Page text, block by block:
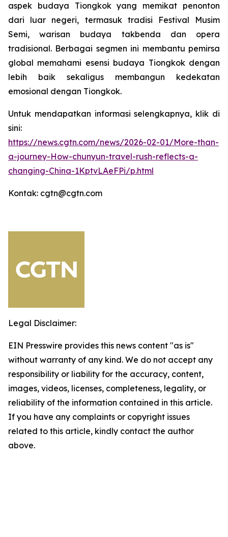
aspek budaya Tiongkok yang memikat penonton
dari luar negeri, termasuk tradisi Festival Musim
Semi, warisan budaya takbenda dan opera
tradisional. Berbagai segmen ini membantu pemirsa
global memahami esensi budaya Tiongkok dengan
lebih baik sekaligus membangun kedekatan
emosional dengan Tiongkok.
Untuk mendapatkan informasi selengkapnya, klik di
sini:
https://news.cgtn.com/news/2026-02-01/More-than-
a-journey-How-chunyun-travel-rush-reflects-a-
changing-China-1KptvLAeFPi/p.html
Kontak: cgtn@cgtn.com
Legal Disclaimer:
EIN Presswire provides this news content "as is"
without warranty of any kind. We do not accept any
responsibility or liability for the accuracy, content,
images, videos, licenses, completeness, legality, or
reliability of the information contained in this article.
If you have any complaints or copyright issues
related to this article, kindly contact the author
above.